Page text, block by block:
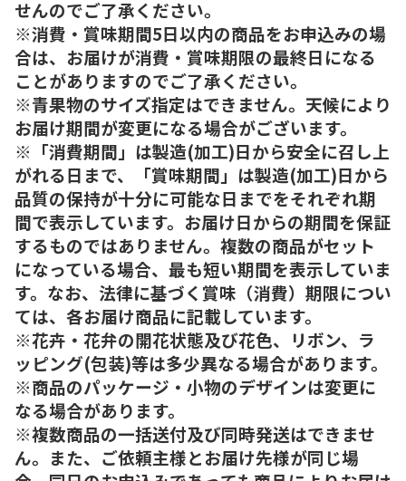
せんのでご了承ください。
※消費・賞味期間5日以内の商品をお申込みの場
合は、お届けが消費・賞味期限の最終日になる
ことがありますのでご了承ください。
※青果物のサイズ指定はできません。天候により
お届け期間が変更になる場合がございます。
※「消費期間」は製造(加工)日から安全に召し上
がれる日まで、「賞味期間」は製造(加工)日から
品質の保持が十分に可能な日までをそれぞれ期
間で表示しています。お届け日からの期間を保証
するものではありません。複数の商品がセット
になっている場合、最も短い期間を表示していま
す。なお、法律に基づく賞味（消費）期限につい
ては、各お届け商品に記載しています。
※花卉・花弁の開花状態及び花色、リボン、ラ
ッピング(包装)等は多少異なる場合があります。
※商品のパッケージ・小物のデザインは変更に
なる場合があります。
※複数商品の一括送付及び同時発送はできませ
ん。また、ご依頼主様とお届け先様が同じ場